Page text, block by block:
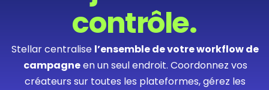
contrôle.
Stellar centralise l’ensemble de votre workflow de
campagneen un seul endroit. Coordonnez vos
créateurs sur toutes les plateformes, gérez les